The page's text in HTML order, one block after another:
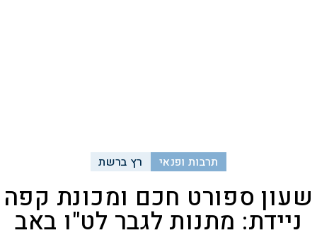
תרבות ופנאי רץ ברשת
שעון ספורט חכם ומכונת קפה
ניידת: מתנות לגבר לט"ו באב